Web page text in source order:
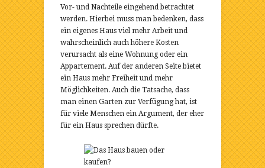
Vor- und Nachteile eingehend betrachtet
werden. Hierbei muss man bedenken, dass
ein eigenes Haus viel mehr Arbeit und
wahrscheinlich auch höhere Kosten
verursacht als eine Wohnung oder ein
Appartement. Auf der anderen Seite bietet
ein Haus mehr Freiheit und mehr
Möglichkeiten. Auch die Tatsache, dass
man einen Garten zur Verfügung hat, ist
für viele Menschen ein Argument, der eher
für ein Haus sprechen dürfte.